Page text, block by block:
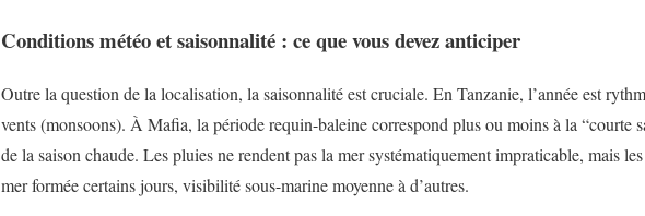
Conditions météo et saisonnalité : ce que vous devez anticiper
Outre la question de la localisation, la saisonnalité est cruciale. En Tanzanie, l’année est
vents (monsoons). À Mafia, la période requin-baleine correspond plus ou moins à la “courte
de la saison chaude. Les pluies ne rendent pas la mer systématiquement impraticable, mais
mer formée certains jours, visibilité sous-marine moyenne à d’autres.